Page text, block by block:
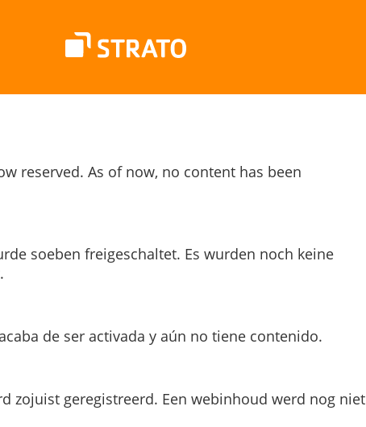
reserved. As of now, no content has been
soeben freigeschaltet. Es wurden noch keine
de ser activada y aún no tiene contenido.
zojuist geregistreerd. Een webinhoud werd nog niet